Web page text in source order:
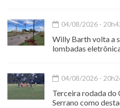
04/08/2026 -
Willy Barth volta a
lombadas
04/08/2026 -
Terceira rodada do
Serrano como